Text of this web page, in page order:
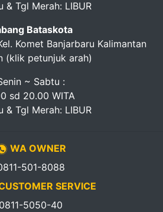
& Tgl Merah: LIBUR
Bataskota
Komet Banjarbaru Kalimantan
(klik petunjuk arah)
~ Sabtu :
sd 20.00 WITA
& Tgl Merah: LIBUR
WA OWNER
501-8088
SERVICE
0811-5050-40